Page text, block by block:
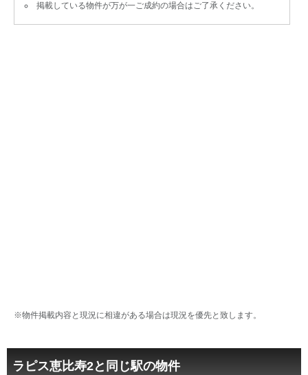
掲載している物件が万が一ご成約の場合はご了承ください。
※物件掲載内容と現況に相違がある場合は現況を優先と致します。
ラピス恵比寿2と同じ駅の物件